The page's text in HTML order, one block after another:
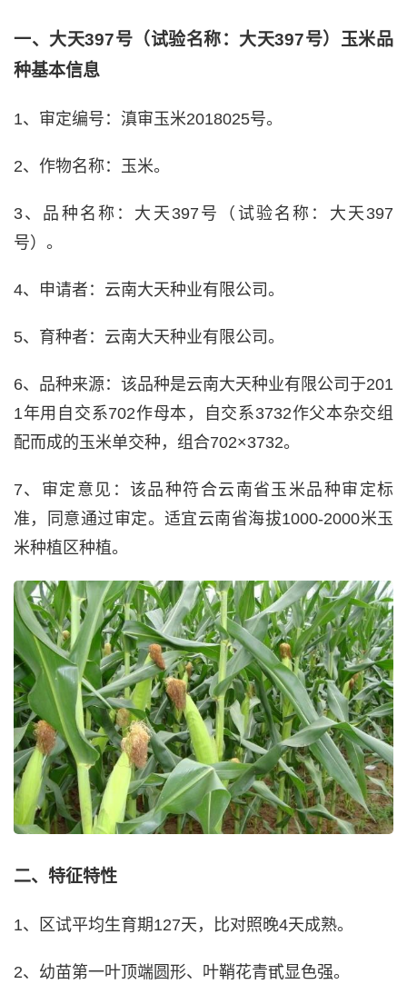
一、大天397号（试验名称：大天397号）玉米品
种基本信息
1、审定编号：滇审玉米2018025号。
2、作物名称：玉米。
3、品种名称：大天397号（试验名称：大天397
号）。
4、申请者：云南大天种业有限公司。
5、育种者：云南大天种业有限公司。
6、品种来源：该品种是云南大天种业有限公司于201
1年用自交系702作母本，自交系3732作父本杂交组
配而成的玉米单交种，组合702×3732。
7、审定意见：该品种符合云南省玉米品种审定标
准，同意通过审定。适宜云南省海拔1000-2000米玉
米种植区种植。
二、特征特性
1、区试平均生育期127天，比对照晚4天成熟。
2、幼苗第一叶顶端圆形、叶鞘花青甙显色强。